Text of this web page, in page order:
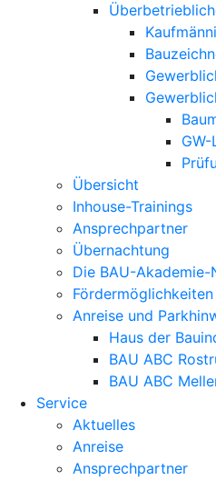
Übersicht
Inhouse-Trainings
Ansprechpartner
Übernachtung
Die BAU-Akademie-
Fördermöglichkeiten
Anreise und
Haus der
BAU ABC
BAU ABC
Service
Aktuelles
Anreise
Ansprechpartner